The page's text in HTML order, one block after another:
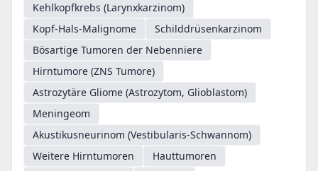
Kehlkopfkrebs (Larynxkarzinom)
Kopf-Hals-Malignome
Schilddrüsenkarzinom
Bösartige Tumoren der Nebenniere
Hirntumore (ZNS Tumore)
Astrozytäre Gliome (Astrozytom, Glioblastom)
Meningeom
Akustikusneurinom (Vestibularis-Schwannom)
Weitere Hirntumoren
Hauttumoren